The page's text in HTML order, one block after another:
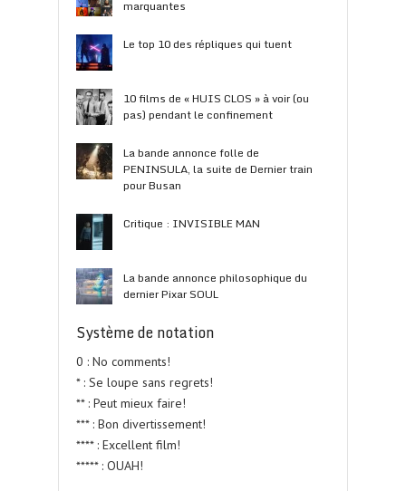
marquantes
Le top 10 des répliques qui tuent
10 films de « HUIS CLOS » à voir (ou
pas) pendant le confinement
La bande annonce folle de
PENINSULA, la suite de Dernier train
pour Busan
Critique : INVISIBLE MAN
La bande annonce philosophique du
dernier Pixar SOUL
Système de notation
0 : No comments!
* : Se loupe sans regrets!
** : Peut mieux faire!
*** : Bon divertissement!
**** : Excellent film!
***** : OUAH!